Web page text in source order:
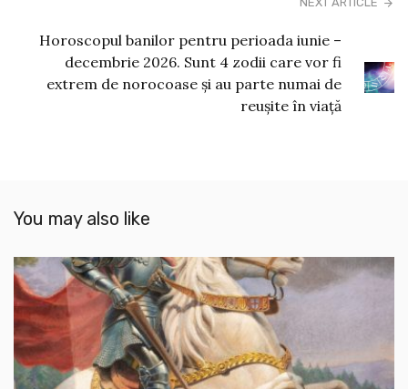
Horoscopul banilor pentru perioada iunie –
decembrie 2026. Sunt 4 zodii care vor fi
extrem de norocoase și au parte numai de
reușite în viață
You may also like